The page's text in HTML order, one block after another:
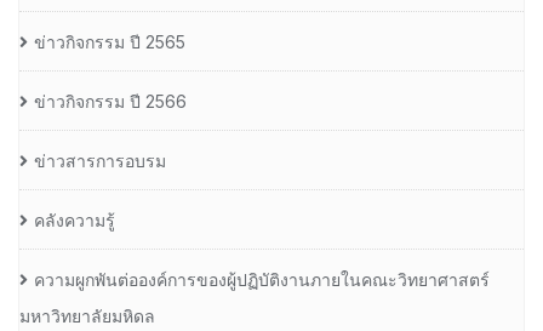
ข่าวกิจกรรม ปี 2565
ข่าวกิจกรรม ปี 2566
ข่าวสารการอบรม
คลังความรู้
ความผูกพันต่อองค์การของผู้ปฏิบัติงานภายในคณะวิทยาศาสตร์
มหาวิทยาลัยมหิดล